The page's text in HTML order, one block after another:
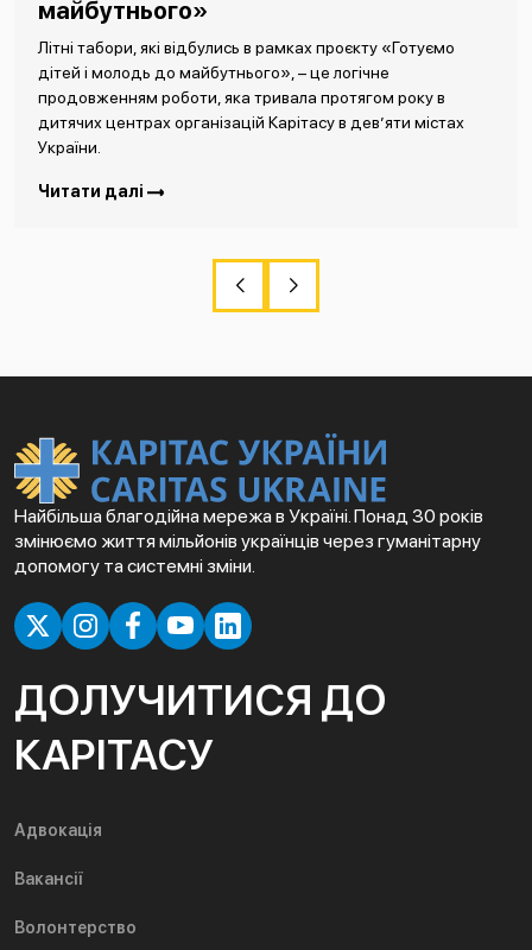
майбутнього»
Літні табори, які відбулись в рамках проєкту «Готуємо
дітей і молодь до майбутнього», – це логічне
продовженням роботи, яка тривала протягом року в
дитячих центрах організацій Карітасу в дев’яти містах
України.
Читати далі
Найбільша благодійна мережа в Україні. Понад 30 років
змінюємо життя мільйонів українців через гуманітарну
допомогу та системні зміни.
ДОЛУЧИТИСЯ ДО
КАРІТАСУ
Адвокація
Вакансії
Волонтерство